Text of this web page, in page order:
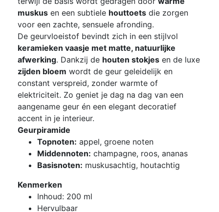
muskusen een subtiele houttoetsdie zorgen
voor een zachte, sensuele afronding.
De geurvloeistof bevindt zich in een stijlvol
keramieken vaasje met matte, natuurlijke
afwerking. Dankzij de houten stokjesen de luxe
zijden bloem wordt de geur geleidelijk en
constant verspreid, zonder warmte of
elektriciteit. Zo geniet je dag na dag van een
aangename geur én een elegant decoratief
accent in je interieur.
Geurpiramide
Topnoten: appel, groene noten
Middennoten: champagne, roos, ananas
Basisnoten: muskusachtig, houtachtig
Kenmerken
Inhoud: 200 ml
Hervulbaar